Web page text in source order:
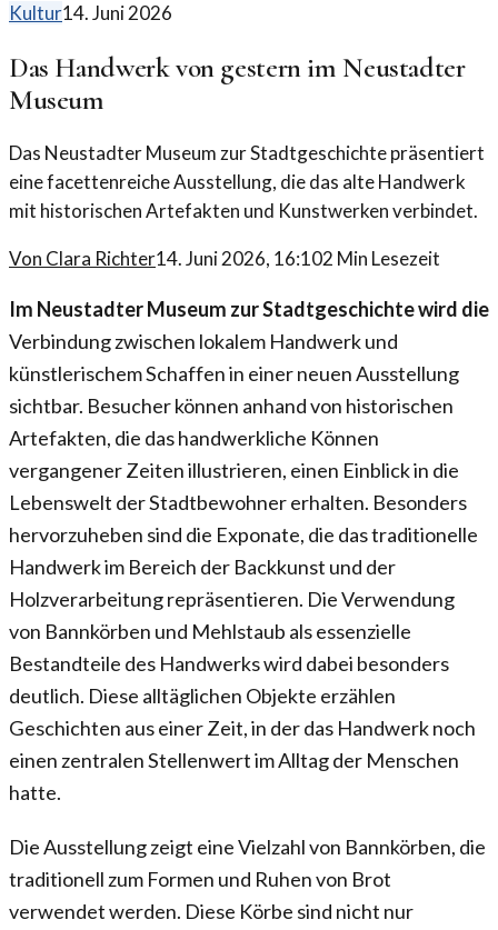
Kultur14. Juni 2026
Das Handwerk von gestern im Neustadter
Museum
Das Neustadter Museum zur Stadtgeschichte präsentiert
eine facettenreiche Ausstellung, die das alte Handwerk
mit historischen Artefakten und Kunstwerken verbindet.
Von Clara Richter14. Juni 2026, 16:102 Min Lesezeit
Im Neustadter Museum zur Stadtgeschichte wird die
Verbindung zwischen lokalem Handwerk und
künstlerischem Schaffen in einer neuen Ausstellung
sichtbar. Besucher können anhand von historischen
Artefakten, die das handwerkliche Können
vergangener Zeiten illustrieren, einen Einblick in die
Lebenswelt der Stadtbewohner erhalten. Besonders
hervorzuheben sind die Exponate, die das traditionelle
Handwerk im Bereich der Backkunst und der
Holzverarbeitung repräsentieren. Die Verwendung
von Bannkörben und Mehlstaub als essenzielle
Bestandteile des Handwerks wird dabei besonders
deutlich. Diese alltäglichen Objekte erzählen
Geschichten aus einer Zeit, in der das Handwerk noch
einen zentralen Stellenwert im Alltag der Menschen
hatte.
Die Ausstellung zeigt eine Vielzahl von Bannkörben, die
traditionell zum Formen und Ruhen von Brot
verwendet werden. Diese Körbe sind nicht nur